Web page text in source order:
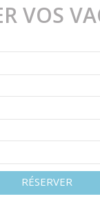
VOS
RÉSERVER